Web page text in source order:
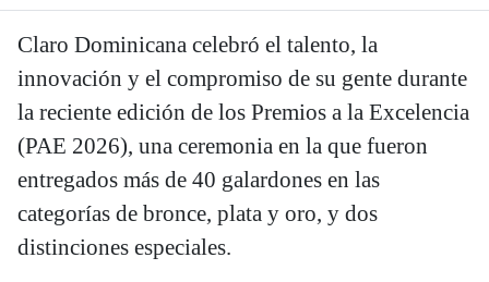
Claro Dominicana celebró el talento, la
innovación y el compromiso de su gente durante
la reciente edición de los Premios a la Excelencia
(PAE 2026), una ceremonia en la que fueron
entregados más de 40 galardones en las
categorías de bronce, plata y oro, y dos
distinciones especiales.